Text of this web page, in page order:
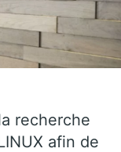
recherche
afin de